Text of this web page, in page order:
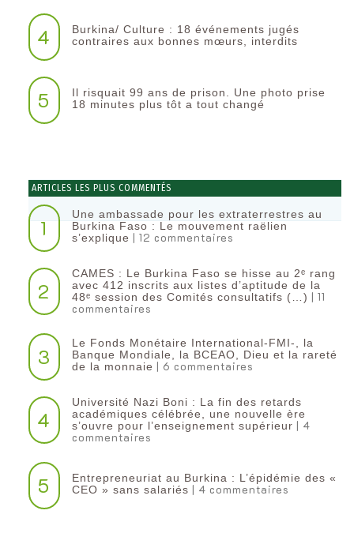
4
Burkina/ Culture : 18 événements jugés
contraires aux bonnes mœurs, interdits
5
Il risquait 99 ans de prison. Une photo prise
18 minutes plus tôt a tout changé
ARTICLES LES PLUS COMMENTÉS
1
Une ambassade pour les extraterrestres au
Burkina Faso : Le mouvement raëlien
s’explique | 12 commentaires
2
CAMES : Le Burkina Faso se hisse au 2ᵉ rang
avec 412 inscrits aux listes d’aptitude de la
48ᵉ session des Comités consultatifs (…) | 11
commentaires
3
Le Fonds Monétaire International-FMI-, la
Banque Mondiale, la BCEAO, Dieu et la rareté
de la monnaie | 6 commentaires
4
Université Nazi Boni : La fin des retards
académiques célébrée, une nouvelle ère
s’ouvre pour l’enseignement supérieur | 4
commentaires
5
Entrepreneuriat au Burkina : L’épidémie des «
CEO » sans salariés | 4 commentaires